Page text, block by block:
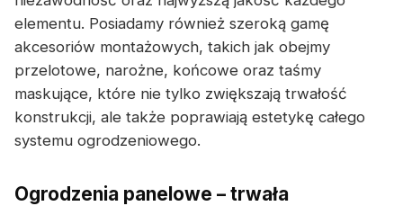
elementu. Posiadamy również szeroką gamę
akcesoriów montażowych, takich jak obejmy
przelotowe, narożne, końcowe oraz taśmy
maskujące, które nie tylko zwiększają trwałość
konstrukcji, ale także poprawiają estetykę całego
systemu ogrodzeniowego.
Ogrodzenia panelowe – trwała